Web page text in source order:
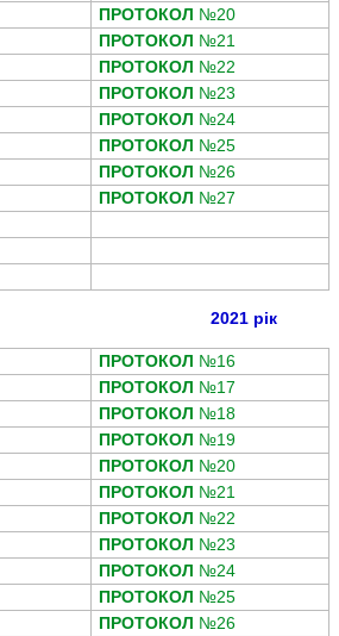
ПРОТОКОЛ №20
ПРОТОКОЛ №21
ПРОТОКОЛ №22
ПРОТОКОЛ №23
ПРОТОКОЛ №24
ПРОТОКОЛ №25
ПРОТОКОЛ №26
ПРОТОКОЛ №27
2021 рік
ПРОТОКОЛ №16
ПРОТОКОЛ №17
ПРОТОКОЛ №18
ПРОТОКОЛ №19
ПРОТОКОЛ №20
ПРОТОКОЛ №21
ПРОТОКОЛ №22
ПРОТОКОЛ №23
ПРОТОКОЛ №24
ПРОТОКОЛ №25
ПРОТОКОЛ №26